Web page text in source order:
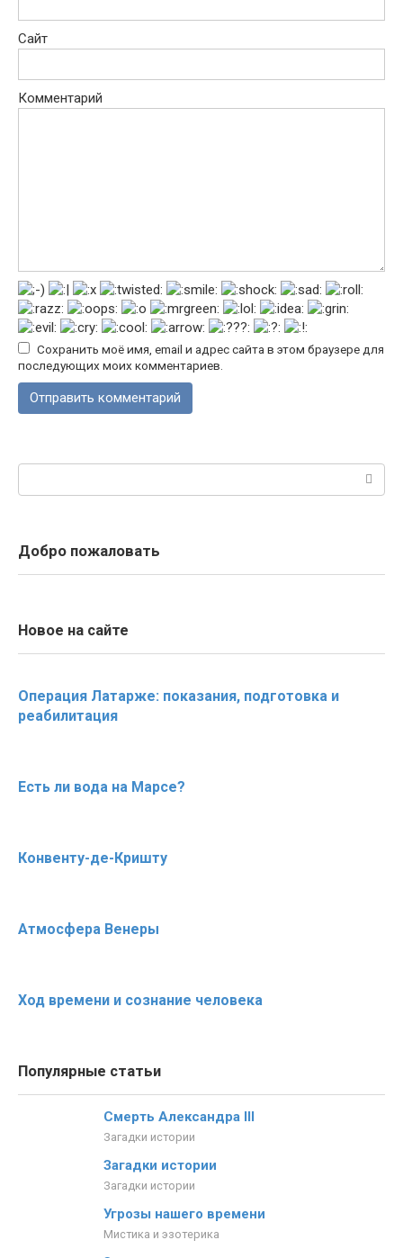
Сайт
Комментарий
Сохранить моё имя, email и адрес сайта в этом браузере для
последующих моих комментариев.
Поиск:
Добро пожаловать
Новое на сайте
Операция Латарже: показания, подготовка и
реабилитация
Есть ли вода на Марсе?
Конвенту-де-Кришту
Атмосфера Венеры
Ход времени и сознание человека
Популярные статьи
Смерть Александра III
Загадки истории
Загадки истории
Загадки истории
Угрозы нашего времени
Мистика и эзотерика